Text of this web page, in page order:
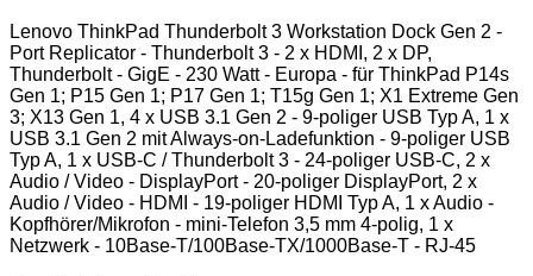
Lenovo ThinkPad Thunderbolt 3 Workstation Dock Gen 2 -
Port Replicator - Thunderbolt 3 - 2 x HDMI, 2 x DP,
Thunderbolt - GigE - 230 Watt - Europa - für ThinkPad P14s
Gen 1; P15 Gen 1; P17 Gen 1; T15g Gen 1; X1 Extreme Gen
3; X13 Gen 1, 4 x USB 3.1 Gen 2 - 9-poliger USB Typ A, 1 x
USB 3.1 Gen 2 mit Always-on-Ladefunktion - 9-poliger USB
Typ A, 1 x USB-C / Thunderbolt 3 - 24-poliger USB-C, 2 x
Audio / Video - DisplayPort - 20-poliger DisplayPort, 2 x
Audio / Video - HDMI - 19-poliger HDMI Typ A, 1 x Audio -
Kopfhörer/Mikrofon - mini-Telefon 3,5 mm 4-polig, 1 x
Netzwerk - 10Base-T/100Base-TX/1000Base-T - RJ-45